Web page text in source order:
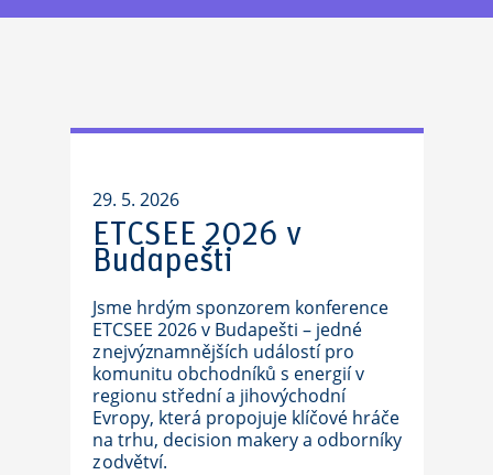
29. 5. 2026
ETCSEE 2026 v
Budapešti
Jsme hrdým sponzorem konference
ETCSEE 2026 v Budapešti – jedné
z nejvýznamnějších událostí pro
komunitu obchodníků s energií v
regionu střední a jihovýchodní
Evropy, která propojuje klíčové hráče
na trhu, decision makery a odborníky
z odvětví.